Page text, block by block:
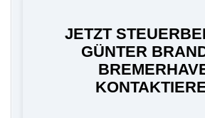
JETZT
GÜNTER